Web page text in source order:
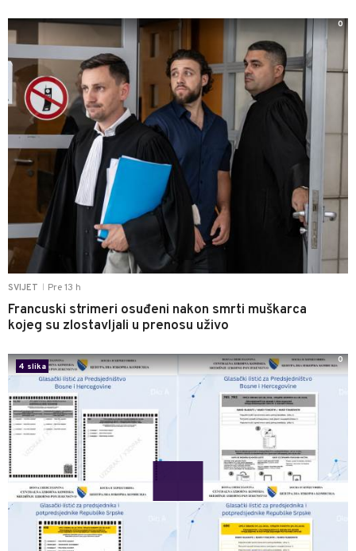
SVIJET Pre 13 h
Francuski strimeri osuđeni nakon smrti muškarca
kojeg su zlostavljali u prenosu uživo
0
4 slika
0